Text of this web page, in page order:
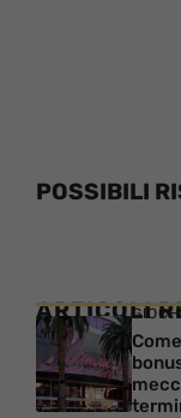
POSSIBILI
ARTICOLI